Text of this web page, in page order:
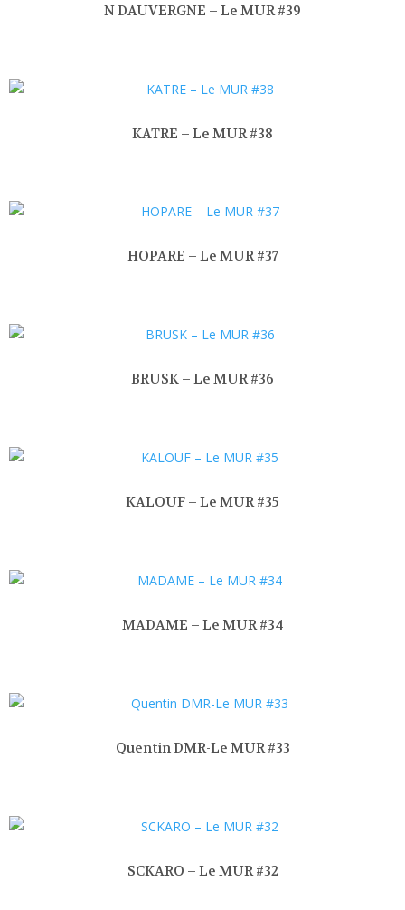
N DAUVERGNE – Le MUR #39
KATRE – Le MUR #38
HOPARE – Le MUR #37
BRUSK – Le MUR #36
KALOUF – Le MUR #35
MADAME – Le MUR #34
Quentin DMR-Le MUR #33
SCKARO – Le MUR #32